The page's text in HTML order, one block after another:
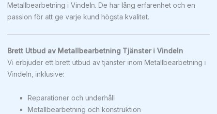
Metallbearbetning i Vindeln. De har lång erfarenhet och en
passion för att ge varje kund högsta kvalitet.
Brett Utbud av Metallbearbetning Tjänster i Vindeln
Vi erbjuder ett brett utbud av tjänster inom Metallbearbetning i
Vindeln, inklusive:
Reparationer och underhåll
Metallbearbetning och konstruktion